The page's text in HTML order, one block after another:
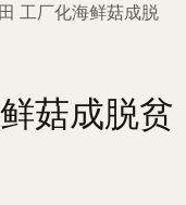
工厂化海鲜菇成脱
菇成脱贫